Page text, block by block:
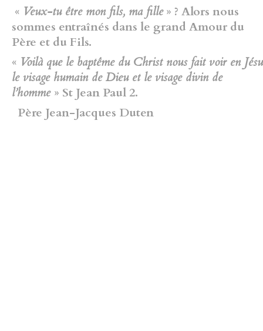
« Veux-tu être mon fils, ma fille» ? Alors nous
sommes entraînés dans le grand Amour du
Père et du Fils.
« Voilà que le baptême du Christ nous fait voir en
le visage humain de Dieu et le visage divin de
l’homme » St Jean Paul 2.
Père Jean-Jacques Duten